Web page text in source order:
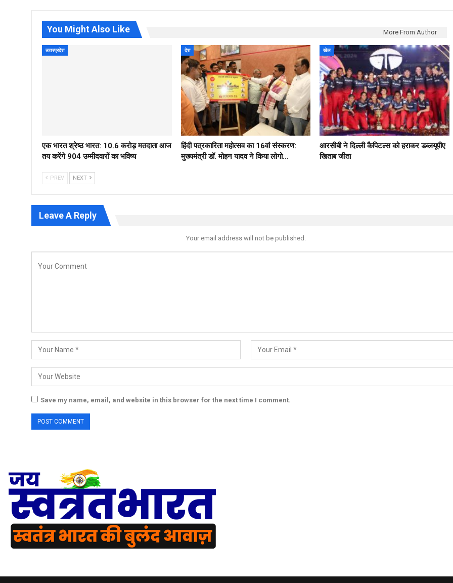
You Might Also Like More From Author
उत्तरप्रदेश
एक भारत श्रेष्ठ भारत: 10.6 करोड़ मतदाता आज
तय करेंगे 904 उम्मीदवारों का भविष्य
देश
हिंदी पत्रकारिता महोत्सव का 16वां संस्करण:
मुख्यमंत्री डॉ. मोहन यादव ने किया लोगो…
खेल
आरसीबी ने दिल्ली कैपिटल्स को हराकर डब्लयूपीए
खिताब जीता
PREV NEXT
Leave A Reply
Your email address will not be published.
Save my name, email, and website in this browser for the next time I comment.